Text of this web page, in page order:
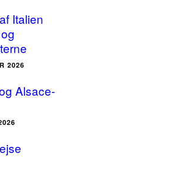
Italien
2026
Alsace-